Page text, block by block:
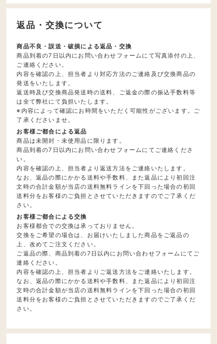
返品・交換について
商品不良・誤送・破損による返品・交換
商品到着の7日以内にお問い合わせフォームにて写真添付の上、
ご連絡ください。
内容を確認の上、担当者より対応方法のご連絡及び交換商品の
発送をいたします。
返送時及び交換商品発送時の送料、ご返金の際の振込手数料等
は全て弊社にて負担いたします。
※内容によって確認にお時間をいただく可能性がございます。ご
了承くださいませ。
お客様ご都合による返品
商品は未開封・未使用品に限ります。
商品到着の7日以内にお問い合わせフォームにてご連絡くださ
い。
内容を確認の上、担当者より返送方法をご連絡いたします。
なお、返品の際にかかる送料や手数料、また返品により初回注
文時の合計金額が当店の送料無料ラインを下回った場合の初回
送料分をお客様のご負担とさせていただきますのでご了承くだ
さい。
お客様ご都合による交換
お客様都合での交換は承っておりません。
交換をご希望の場合は、お届けいたしました商品をご返品の
上、改めてご注文ください。
ご返品の際、商品到着の7日以内にお問い合わせフォームにてご
連絡ください。
内容を確認の上、担当者よりご返送方法をご連絡いたします。
なお、返品の際にかかる送料や手数料、また返品により初回注
文時の合計金額が当店の送料無料ラインを下回った場合の初回
送料分をお客様のご負担とさせていただきますのでご了承くだ
さい。